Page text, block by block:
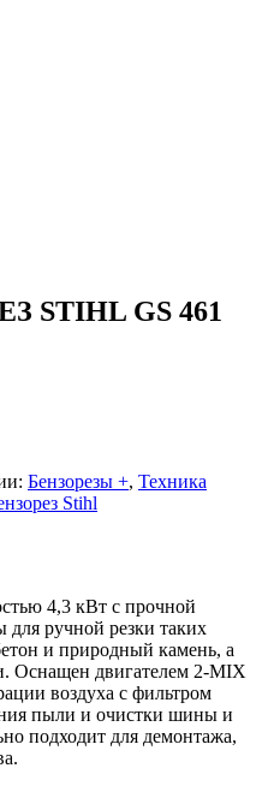
GS 461
Бензорезы +, Техника
Stihl
4,3 кВт с прочной
ручной резки таких
и природный камень, а
Оснащен двигателем 2-MIX
воздуха с фильтром
пыли и очистки шины и
подходит для демонтажа,